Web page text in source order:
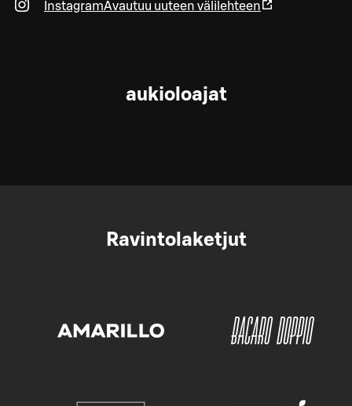
InstagramAvautuu uuteen välilehteen
aukioloajat
Ravintolaketjut